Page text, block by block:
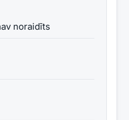
noraidīts